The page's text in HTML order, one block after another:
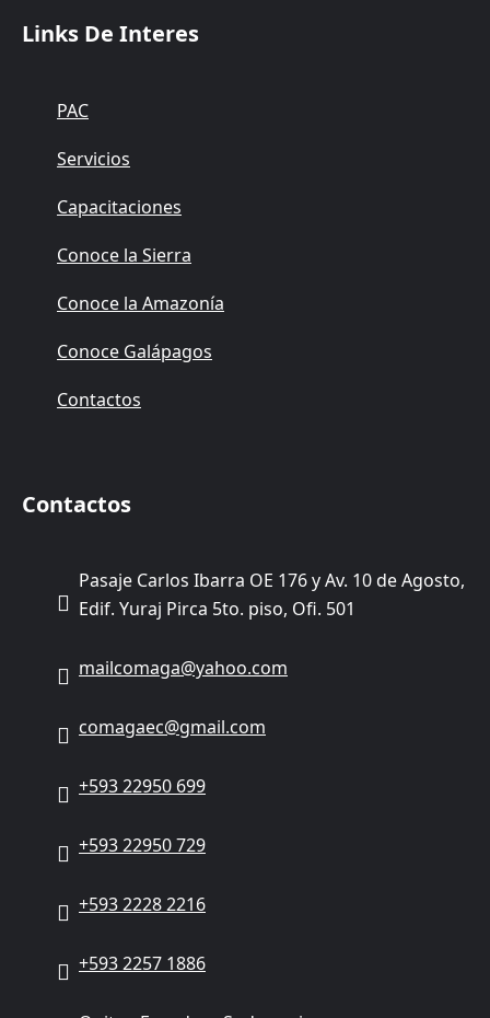
Links De Interes
PAC
Servicios
Capacitaciones
Conoce la Sierra
Conoce la Amazonía
Conoce Galápagos
Contactos
Contactos
Pasaje Carlos Ibarra OE 176 y Av. 10 de Agosto,
Edif. Yuraj Pirca 5to. piso, Ofi. 501
mailcomaga@yahoo.com
comagaec@gmail.com
+593 22950 699
+593 22950 729
+593 2228 2216
+593 2257 1886